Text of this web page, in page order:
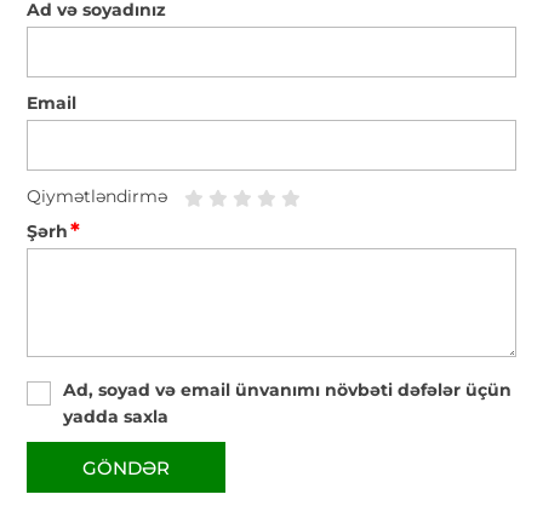
Ad və soyadınız
Email
Qiymətləndirmə
Şərh*
Ad, soyad və email ünvanımı növbəti dəfələr üçün
yadda saxla
GÖNDƏR